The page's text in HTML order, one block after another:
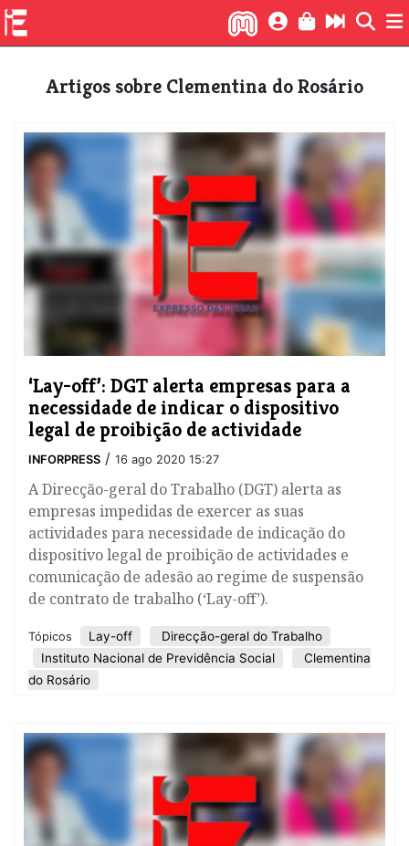
Artigos sobre Clementina do Rosário
‘Lay-off’: DGT alerta empresas para a
necessidade de indicar o dispositivo
legal de proibição de actividade
INFORPRESS / 16 ago 2020 15:27
A Direcção-geral do Trabalho (DGT) alerta as
empresas impedidas de exercer as suas
actividades para necessidade de indicação do
dispositivo legal de proibição de actividades e
comunicação de adesão ao regime de suspensão
de contrato de trabalho (‘Lay-off’).
Tópicos Lay-off
Direcção-geral do Trabalho
Instituto Nacional de Previdência Social
Clementina
do Rosário